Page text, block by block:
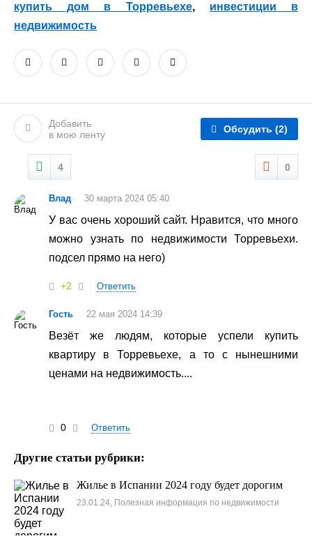
купить дом в Торревьехе, инвестиции в
недвижимость
Добавить
в мою ленту
Обсудить (2)
4 0
Влад 30 марта 2024 05:40
У вас очень хороший сайт. Нравится, что много
можно узнать по недвижимости Торревьехи.
подсел прямо на него)
+2 Ответить
Гость 22 мая 2024 14:39
Везёт же людям, которые успели купить
квартиру в Торревьехе, а то с нынешними
ценами на недвижимость....
0 Ответить
Другие статьи рубрики:
Жилье в Испании 2024 году будет дорогим
23.01.24, Полезная информация по недвижимости